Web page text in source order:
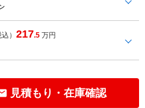
込）217.5 万円
見積もり・在庫確認